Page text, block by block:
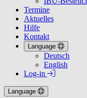
Termine
Aktuelles
Hilfe
Kontakt
Language
Deutsch
English
Log-in
Language